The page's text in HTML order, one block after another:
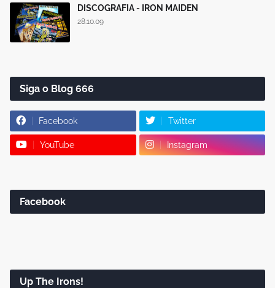
DISCOGRAFIA - IRON MAIDEN
28.10.09
Siga o Blog 666
Facebook Twitter
YouTube Instagram
Facebook
Up The Irons!